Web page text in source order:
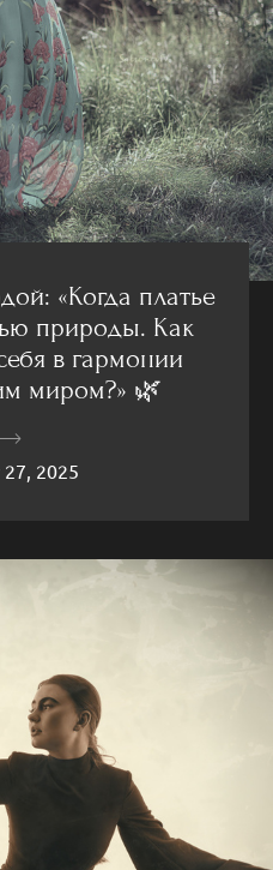
«Когда платье
природы. Как
в гармонии
миром?» 🌿
2025